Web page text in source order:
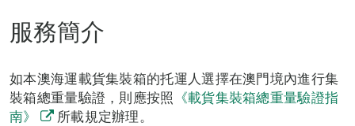
服務簡介
如本澳海運載貨集裝箱的托運人選擇在澳門境內進行集
裝箱總重量驗證，則應按照 《載貨集裝箱總重量驗證指
南》
所載規定辦理。